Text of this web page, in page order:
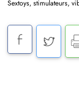
Sextoys, stimulateurs,